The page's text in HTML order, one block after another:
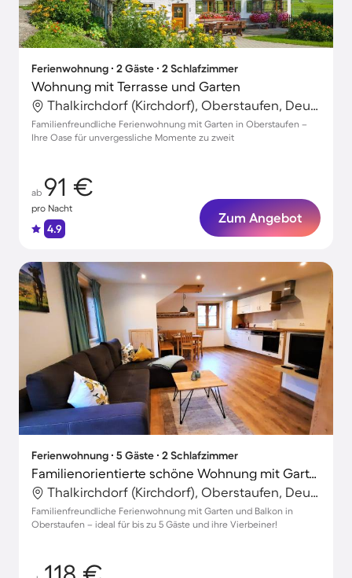
Ferienwohnung ∙ 2 Gäste ∙ 2 Schlafzimmer
Wohnung mit Terrasse und Garten
Thalkirchdorf (Kirchdorf), Oberstaufen, Deutschland
Familienfreundliche Ferienwohnung mit Garten in Oberstaufen –
Ihre Oase für unvergessliche Momente zu zweit
ab 91 €
pro Nacht
4.9
Zum Angebot
Ferienwohnung ∙ 5 Gäste ∙ 2 Schlafzimmer
Familienorientierte schöne Wohnung mit Garten | Haustierfreundlich
Thalkirchdorf (Kirchdorf), Oberstaufen, Deutschland
Familienfreundliche Ferienwohnung mit Garten und Balkon in
Oberstaufen – ideal für bis zu 5 Gäste und ihre Vierbeiner!